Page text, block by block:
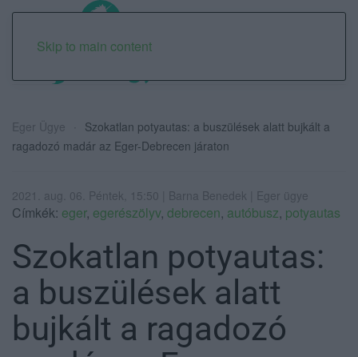
Skip to main content
Eger Ügye
Szokatlan potyautas: a buszülések alatt bujkált a
ragadozó madár az Eger-Debrecen járaton
2021. aug. 06. Péntek, 15:50 | Barna Benedek | Eger ügye
Címkék: eger, egerészölyv, debrecen, autóbusz, potyautas
Szokatlan potyautas:
a buszülések alatt
bujkált a ragadozó